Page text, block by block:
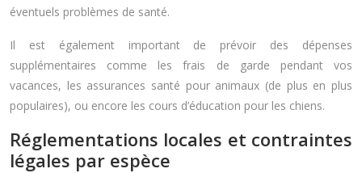
éventuels problèmes de santé.
Il est également important de prévoir des dépenses
supplémentaires comme les frais de garde pendant vos
vacances, les assurances santé pour animaux (de plus en plus
populaires), ou encore les cours d’éducation pour les chiens.
Réglementations locales et contraintes
légales par espèce